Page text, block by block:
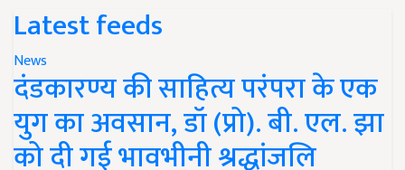
Latest feeds
News
दंडकारण्य की साहित्य परंपरा के एक
युग का अवसान, डॉ (प्रो). बी. एल. झा
को दी गई भावभीनी श्रद्धांजलि